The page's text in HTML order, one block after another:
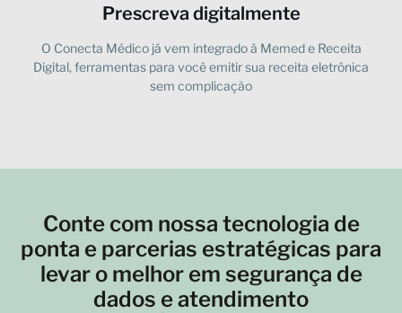
Prescreva digitalmente
O Conecta Médico já vem integrado à Memed e Receita
Digital, ferramentas para você emitir sua receita eletrônica
sem complicação
Conte com nossa tecnologia de
ponta e parcerias estratégicas para
levar o melhor em segurança de
dados e atendimento